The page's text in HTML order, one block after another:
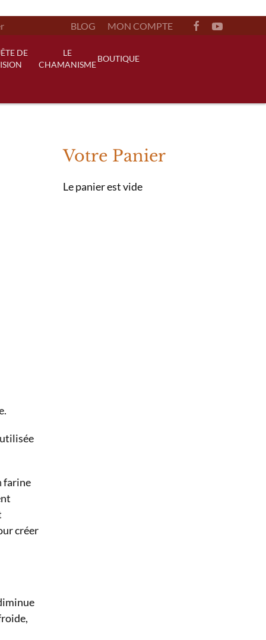
BLOG MON COMPTE
DE
LE
CHAMANISME
BOUTIQUE
farine
créer
Votre Panier
Le panier est vide